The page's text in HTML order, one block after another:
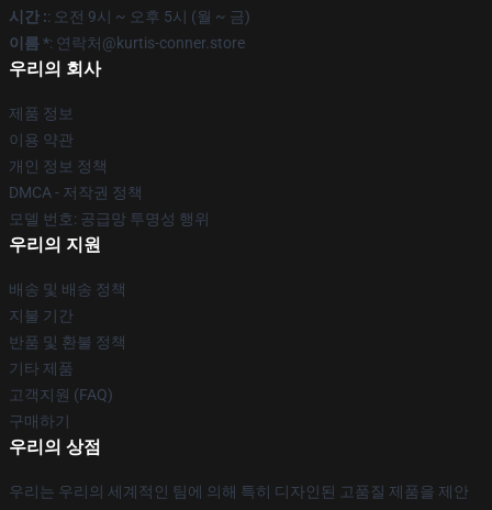
시간 :: 오전 9시 ~ 오후 5시 (월 ~ 금)
이름 *: 연락처@kurtis-conner.store
우리의 회사
제품 정보
이용 약관
개인 정보 정책
DMCA - 저작권 정책
모델 번호: 공급망 투명성 행위
우리의 지원
배송 및 배송 정책
지불 기간
반품 및 환불 정책
기타 제품
고객지원 (FAQ)
구매하기
우리의 상점
우리는 우리의 세계적인 팀에 의해 특히 디자인된 고품질 제품을 제안